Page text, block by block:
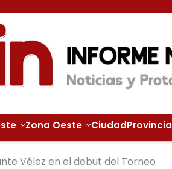
Zona Oeste CiudadProvincia
Vélez en el debut del Torneo